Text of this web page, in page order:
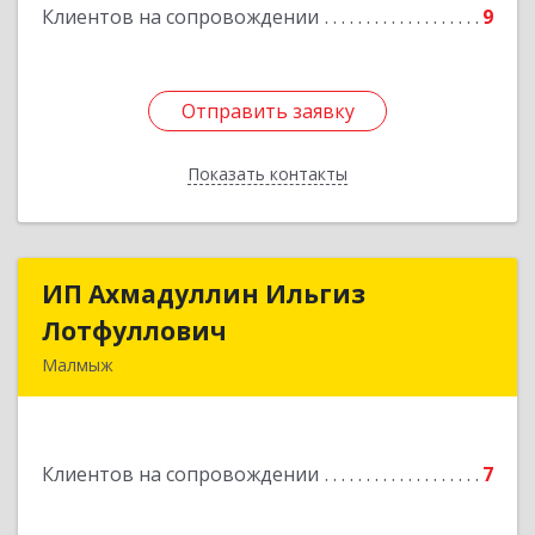
Клиентов на сопровождении 9
Отправить заявку
Показать контакты
Отправить заявку
Назад
ИП Ахмадуллин Ильгиз
Лотфуллович
Малмыж
Клиентов на сопровождении 7
ИП Ахмадуллин Ильгиз
Подробнее